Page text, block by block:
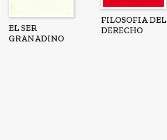
EL SER
GRANADINO
FILOSOFIA DEL
DERECHO